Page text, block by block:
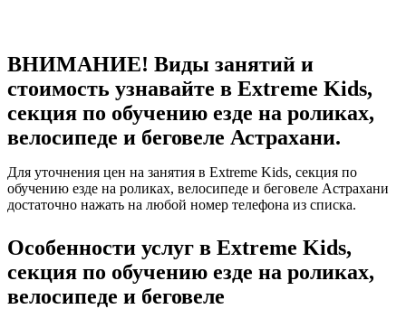
ВНИМАНИЕ! Виды занятий и
стоимость узнавайте в Extreme Kids,
секция по обучению езде на роликах,
велосипеде и беговеле Астрахани.
Для уточнения цен на занятия в Extreme Kids, секция по
обучению езде на роликах, велосипеде и беговеле Астрахани
достаточно нажать на любой номер телефона из списка.
Особенности услуг в Extreme Kids,
секция по обучению езде на роликах,
велосипеде и беговеле